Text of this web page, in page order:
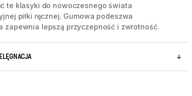
te klasyki do nowoczesnego świata
piłki ręcznej. Gumowa podeszwa
zapewnia lepszą przyczepność i zwrotność.